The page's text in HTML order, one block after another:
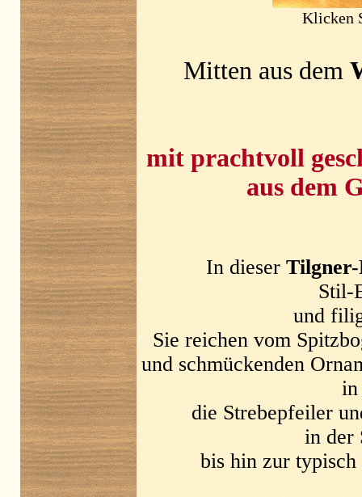
Klicken
Mitten aus dem
mit prachtvoll
aus dem
In dieser
Stil-
und
Sie reichen vom
und schmückenden
in
die Strebepfeiler
in der
bis hin zur typisch